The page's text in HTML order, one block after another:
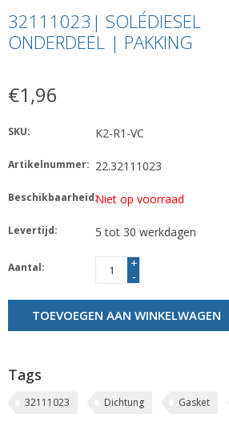
32111023| SOLÉDIESEL
ONDERDEEL | PAKKING
€1,96
SKU: K2-R1-VC
Artikelnummer: 22.32111023
Beschikbaarheid:Niet op voorraad
Levertijd: 5 tot 30 werkdagen
Aantal:
+
-
TOEVOEGEN AAN WINKELWAGEN
Tags
32111023 Dichtung Gasket